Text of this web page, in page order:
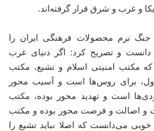
و غرب و شرق قرار گرفته‌اند.
جنگ نرم محصولات فرهنگی ایران را
و تصریح کرد: اگر دنیای غرب
مکتب امنیتی اسلام و تشیع، مکتب
برای روس‌ها است و آسیب محور
است و تهدید محور بوده، مکتب
و اصالت و فرصت محور بوده و مکتب
می‌دانست که اصلا نباید تشیع را